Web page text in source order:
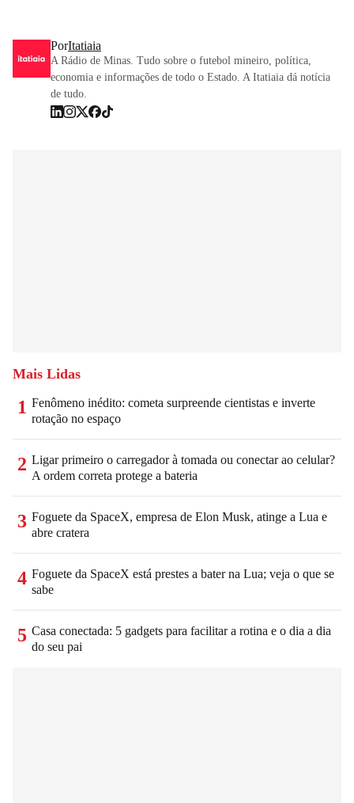
PorItatiaia
A Rádio de Minas. Tudo sobre o futebol mineiro, política,
economia e informações de todo o Estado. A Itatiaia dá notícia
de tudo.
Mais Lidas
1 Fenômeno inédito: cometa surpreende cientistas e inverte
rotação no espaço
2 Ligar primeiro o carregador à tomada ou conectar ao celular?
A ordem correta protege a bateria
3 Foguete da SpaceX, empresa de Elon Musk, atinge a Lua e
abre cratera
4 Foguete da SpaceX está prestes a bater na Lua; veja o que se
sabe
5 Casa conectada: 5 gadgets para facilitar a rotina e o dia a dia
do seu pai